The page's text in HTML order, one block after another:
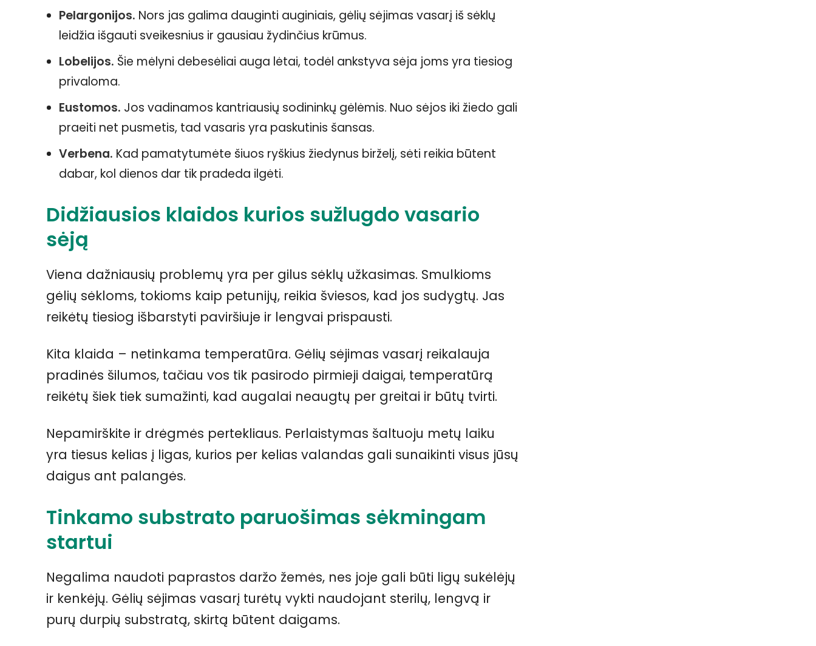
Pelargonijos. Nors jas galima dauginti auginiais, gėlių sėjimas vasarį iš sėklų
leidžia išgauti sveikesnius ir gausiau žydinčius krūmus.
Lobelijos. Šie mėlyni debesėliai auga lėtai, todėl ankstyva sėja joms yra tiesiog
privaloma.
Eustomos. Jos vadinamos kantriausių sodininkų gėlėmis. Nuo sėjos iki žiedo gali
praeiti net pusmetis, tad vasaris yra paskutinis šansas.
Verbena. Kad pamatytumėte šiuos ryškius žiedynus birželį, sėti reikia būtent
dabar, kol dienos dar tik pradeda ilgėti.
Didžiausios klaidos kurios sužlugdo vasario
sėją
Viena dažniausių problemų yra per gilus sėklų užkasimas. Smulkioms
gėlių sėkloms, tokioms kaip petunijų, reikia šviesos, kad jos sudygtų. Jas
reikėtų tiesiog išbarstyti paviršiuje ir lengvai prispausti.
Kita klaida – netinkama temperatūra. Gėlių sėjimas vasarį reikalauja
pradinės šilumos, tačiau vos tik pasirodo pirmieji daigai, temperatūrą
reikėtų šiek tiek sumažinti, kad augalai neaugtų per greitai ir būtų tvirti.
Nepamirškite ir drėgmės pertekliaus. Perlaistymas šaltuoju metų laiku
yra tiesus kelias į ligas, kurios per kelias valandas gali sunaikinti visus jūsų
daigus ant palangės.
Tinkamo substrato paruošimas sėkmingam
startui
Negalima naudoti paprastos daržo žemės, nes joje gali būti ligų sukėlėjų
ir kenkėjų. Gėlių sėjimas vasarį turėtų vykti naudojant sterilų, lengvą ir
purų durpių substratą, skirtą būtent daigams.